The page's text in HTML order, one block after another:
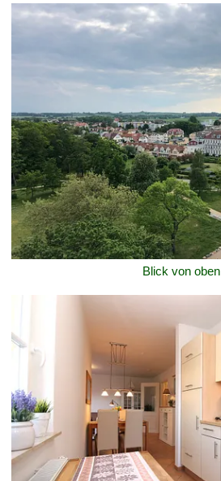
Blick von oben